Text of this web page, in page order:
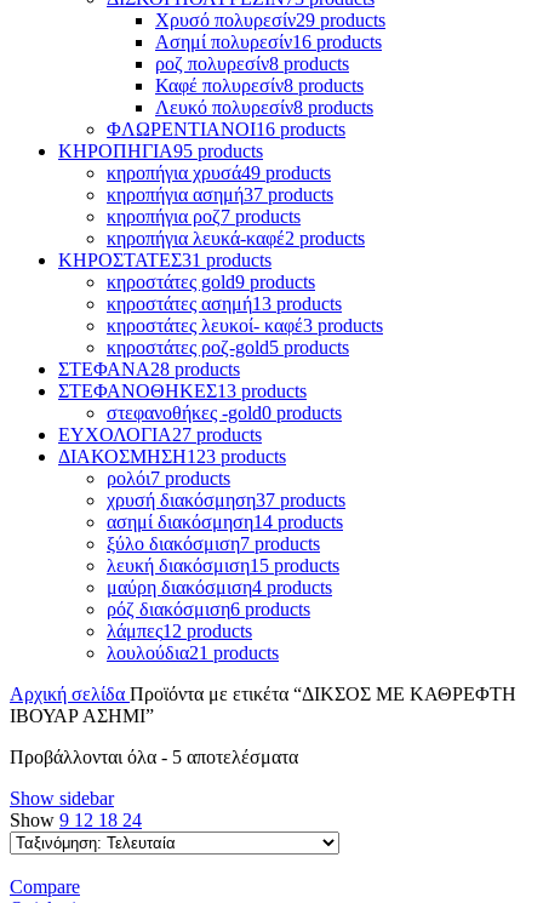
Χρυσό πολυρεσίν29 products
Ασημί πολυρεσίν16 products
ροζ πολυρεσίν8 products
Καφέ πολυρεσίν8 products
Λευκό πολυρεσίν8 products
ΦΛΩΡΕΝΤΙΑΝΟΙ16 products
ΚΗΡΟΠΗΓΙΑ95 products
κηροπήγια χρυσά49 products
κηροπήγια ασημή37 products
κηροπήγια ροζ7 products
κηροπήγια λευκά-καφέ2 products
ΚΗΡΟΣΤΑΤΕΣ31 products
κηροστάτες gold9 products
κηροστάτες ασημή13 products
κηροστάτες λευκοί- καφέ3 products
κηροστάτες ροζ-gold5 products
ΣΤΕΦΑΝΑ28 products
ΣΤΕΦΑΝΟΘΗΚΕΣ13 products
στεφανοθήκες -gold0 products
ΕΥΧΟΛΟΓΙΑ27 products
ΔΙΑΚΟΣΜΗΣΗ123 products
ρολόι7 products
χρυσή διακόσμηση37 products
ασημί διακόσμηση14 products
ξύλο διακόσμιση7 products
λευκή διακόσμιση15 products
μαύρη διακόσμιση4 products
ρόζ διακόσμιση6 products
λάμπες12 products
λουλούδια21 products
Αρχική σελίδα Προϊόντα με ετικέτα “ΔΙΚΣΟΣ ΜΕ ΚΑΘΡΕΦΤΗ
ΙΒΟΥΑΡ ΑΣΗΜΙ”
Προβάλλονται όλα - 5 αποτελέσματαSorted
Show sidebar
Show 9 12 18 24
Compare